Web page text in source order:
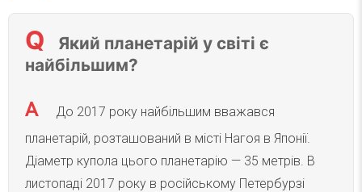
Який планетарій у світі є
найбільшим?
До 2017 року найбільшим вважався
планетарій, розташований в місті Нагоя в Японії.
Діаметр купола цього планетарію — 35 метрів. В
листопаді 2017 року в російському Петербурзі